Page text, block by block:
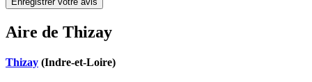
Aire de Thizay
Thizay (Indre-et-Loire)